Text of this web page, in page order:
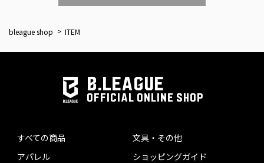
bleague shop ITEM
B.LEAGUE
OFFICIAL ONLINE SHOP
すべての商品
アパレル
文具・その他
ショッピングガイド